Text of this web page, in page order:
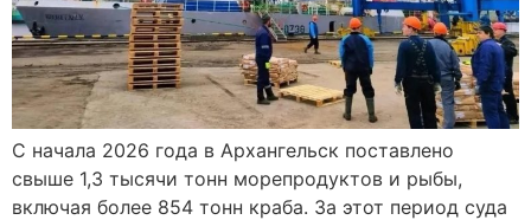
С начала 2026 года в Архангельск поставлено
свыше 1,3 тысячи тонн морепродуктов и рыбы,
включая более 854 тонн краба. За этот период суда